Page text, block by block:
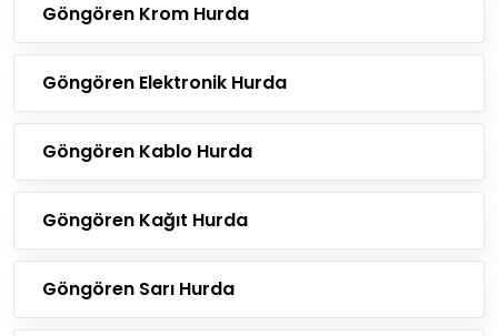
Göngören Krom Hurda
Göngören Elektronik Hurda
Göngören Kablo Hurda
Göngören Kağıt Hurda
Göngören Sarı Hurda